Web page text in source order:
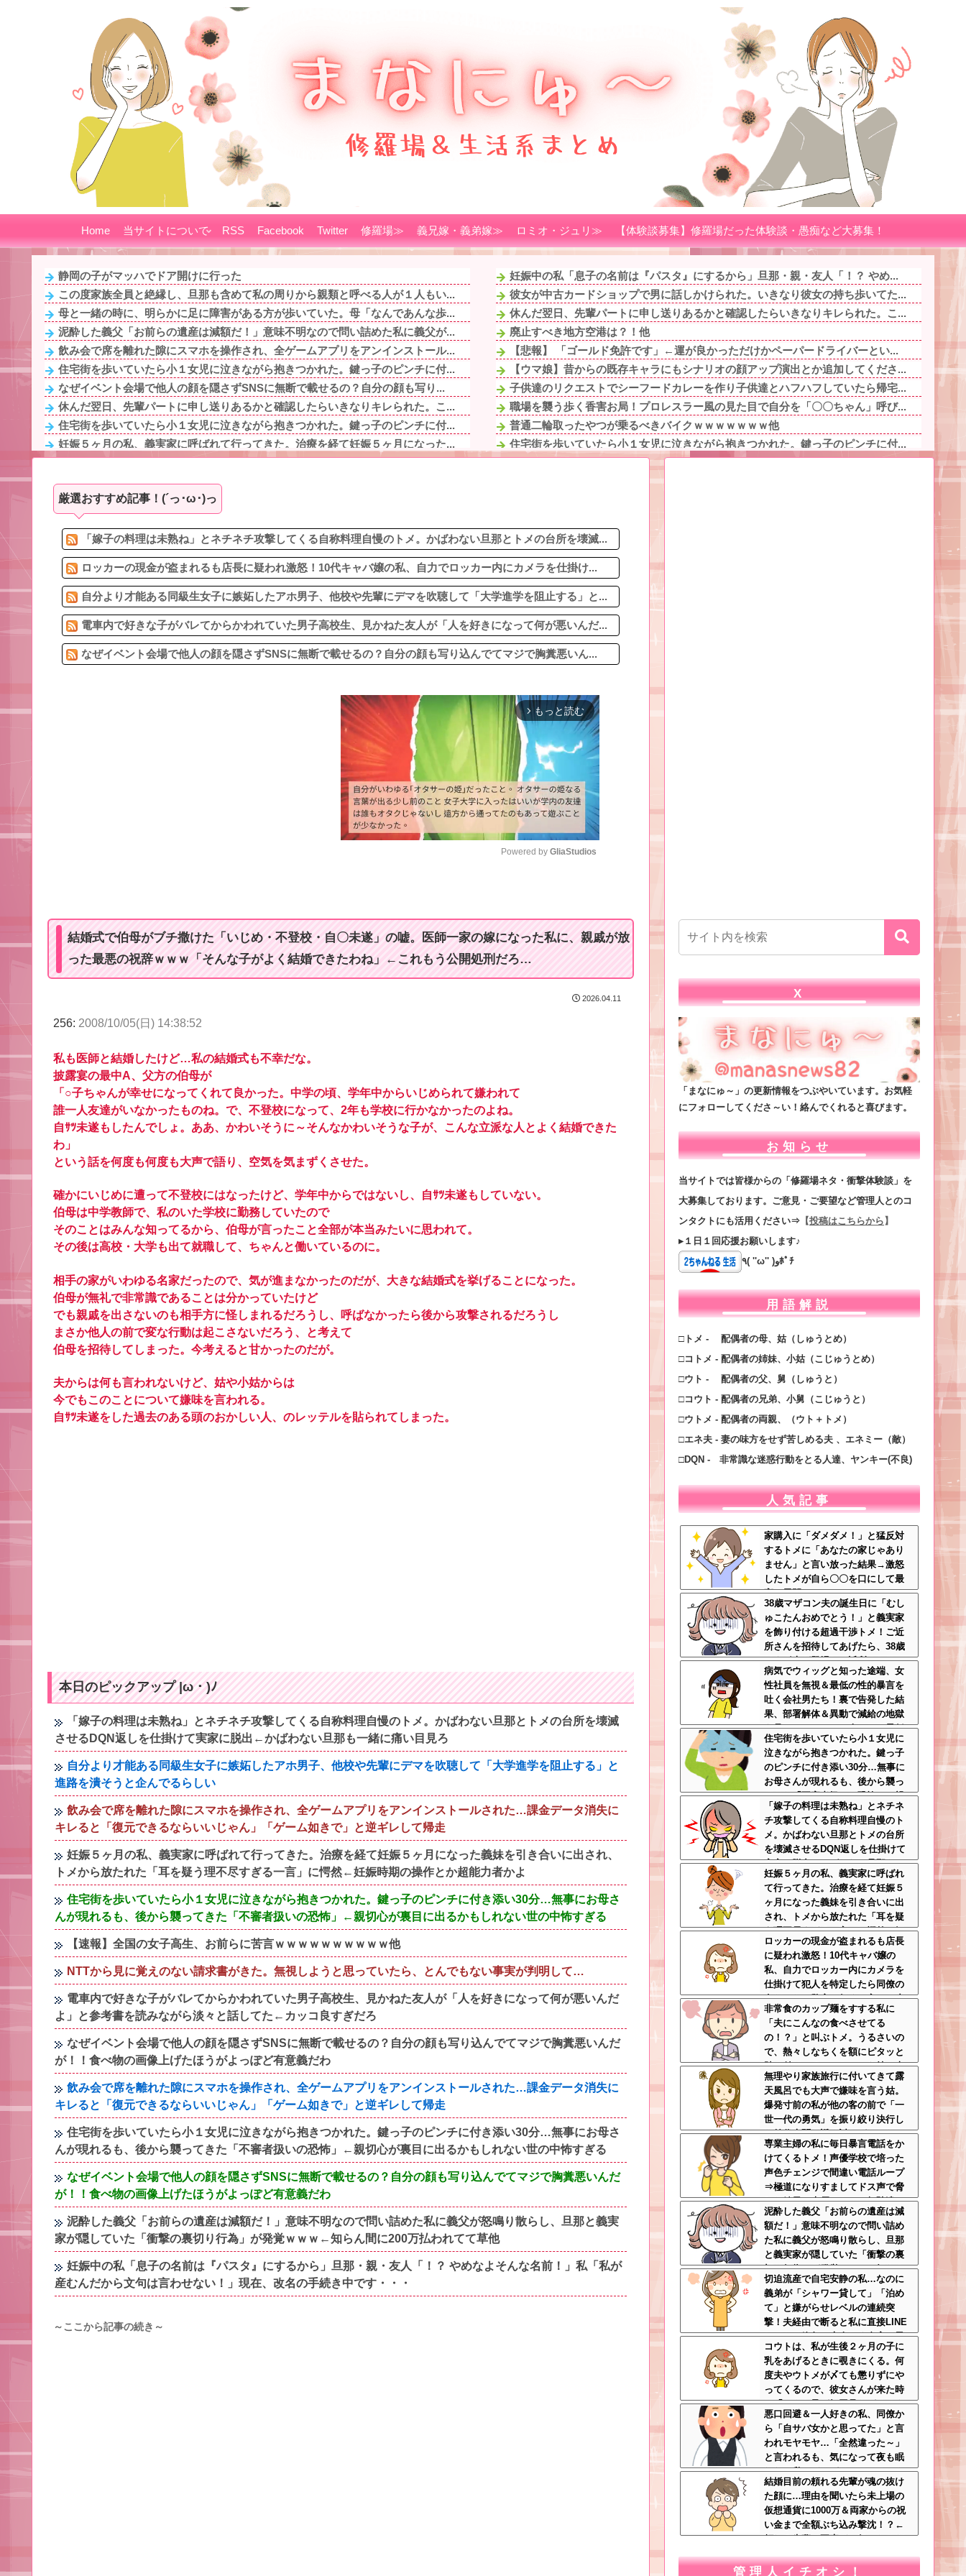
Home 当サイトについて RSS Facebook Twitter 修羅場≫ 義兄嫁・義弟嫁≫ ロミオ・ジュリ≫ 【体験談募集】修羅場だった体験談・愚痴など大募集！
静岡の子がマッハでドア開けに行った
この度家族全員と絶縁し、旦那も含めて私の周りから親類と呼べる人が１人もい...
母と一緒の時に、明らかに足に障害がある方が歩いていた。母「なんであんな歩...
泥酔した義父「お前らの遺産は減額だ！」意味不明なので問い詰めた私に義父が...
飲み会で席を離れた隙にスマホを操作され、全ゲームアプリをアンインストール...
住宅街を歩いていたら小１女児に泣きながら抱きつかれた。鍵っ子のピンチに付...
なぜイベント会場で他人の顔を隠さずSNSに無断で載せるの？自分の顔も写り...
休んだ翌日、先輩パートに申し送りあるかと確認したらいきなりキレられた。こ...
住宅街を歩いていたら小１女児に泣きながら抱きつかれた。鍵っ子のピンチに付...
妊娠５ヶ月の私、義実家に呼ばれて行ってきた。治療を経て妊娠５ヶ月になった...
ウトメに卵入りのお菓子などを食べさせられた息子が入院。ウトメ『好き嫌いを...
朝6時くらいに軽く目覚めると起きて横に居た妻がスキンシップをとってくるが...
旦那との出会いは親にも言っていない。私は元キャバ嬢で旦那は元ボーイ
16歳の娘が外見ばかり気にする。バイキン入ってるからしばらくカラコンやめ...
妊娠中の私「息子の名前は『パスタ』にするから」旦那・親・友人「！？ やめ...
彼女が中古カードショップで男に話しかけられた。いきなり彼女の持ち歩いてた...
休んだ翌日、先輩パートに申し送りあるかと確認したらいきなりキレられた。こ...
廃止すべき地方空港は？！他
【悲報】 「ゴールド免許です」←運が良かっただけかペーパードライバーとい...
【ウマ娘】昔からの既存キャラにもシナリオの顔アップ演出とか追加してくださ...
子供達のリクエストでシーフードカレーを作り子供達とハフハフしていたら帰宅...
職場を襲う歩く香害お局！プロレスラー風の見た目で自分を「〇〇ちゃん」呼び...
普通二輪取ったやつが乗るべきバイクｗｗｗｗｗｗｗ他
住宅街を歩いていたら小１女児に泣きながら抱きつかれた。鍵っ子のピンチに付...
居酒屋で4名です！ってする時、アヘ顔ダブルピースしてるみたいになるの恥ず...
【画像】タトゥーだらけの美人海鮮料理人、現る！！←コレはセクシー過ぎてワ...
厳選おすすめ記事！(´っ･ω･)っ
「嫁子の料理は未熟ね」とネチネチ攻撃してくる自称料理自慢のトメ。かばわない旦那とトメの台所を壊滅...
ロッカーの現金が盗まれるも店長に疑われ激怒！10代キャバ嬢の私、自力でロッカー内にカメラを仕掛け...
自分より才能ある同級生女子に嫉妬したアホ男子、他校や先輩にデマを吹聴して「大学進学を阻止する」と...
電車内で好きな子がバレてからかわれていた男子高校生、見かねた友人が「人を好きになって何が悪いんだ...
なぜイベント会場で他人の顔を隠さずSNSに無断で載せるの？自分の顔も写り込んでてマジで胸糞悪いん...
arrow_forward_ios もっと読む
t
Powered by GliaStudios
結婚式で伯母がブチ撒けた「いじめ・不登校・自〇未遂」の嘘。医師一家の嫁になった私に、親戚が放
った最悪の祝辞ｗｗｗ「そんな子がよく結婚できたわね」←これもう公開処刑だろ…
2026.04.11
256: 2008/10/05(日) 14:38:52
私も医師と結婚したけど…私の結婚式も不幸だな。
披露宴の最中A、父方の伯母が
「○子ちゃんが幸せになってくれて良かった。中学の頃、学年中からいじめられて嫌われて
誰一人友達がいなかったものね。で、不登校になって、2年も学校に行かなかったのよね。
自ｻﾂ未遂もしたんでしょ。ああ、かわいそうに～そんなかわいそうな子が、こんな立派な人とよく結婚できた
わ」
という話を何度も何度も大声で語り、空気を気まずくさせた。
確かにいじめに遭って不登校にはなったけど、学年中からではないし、自ｻﾂ未遂もしていない。
伯母は中学教師で、私のいた学校に勤務していたので
そのことはみんな知ってるから、伯母が言ったこと全部が本当みたいに思われて。
その後は高校・大学も出て就職して、ちゃんと働いているのに。
相手の家がいわゆる名家だったので、気が進まなかったのだが、大きな結婚式を挙げることになった。
伯母が無礼で非常識であることは分かっていたけど
でも親戚を出さないのも相手方に怪しまれるだろうし、呼ばなかったら後から攻撃されるだろうし
まさか他人の前で変な行動は起こさないだろう、と考えて
伯母を招待してしまった。今考えると甘かったのだが。
夫からは何も言われないけど、姑や小姑からは
今でもこのことについて嫌味を言われる。
自ｻﾂ未遂をした過去のある頭のおかしい人、のレッテルを貼られてしまった。
本日のピックアップ |ω・)ﾉ
「嫁子の料理は未熟ね」とネチネチ攻撃してくる自称料理自慢のトメ。かばわない旦那とトメの台所を壊滅
させるDQN返しを仕掛けて実家に脱出←かばわない旦那も一緒に痛い目見ろ
自分より才能ある同級生女子に嫉妬したアホ男子、他校や先輩にデマを吹聴して「大学進学を阻止する」と
進路を潰そうと企んでるらしい
飲み会で席を離れた隙にスマホを操作され、全ゲームアプリをアンインストールされた…課金データ消失に
キレると「復元できるならいいじゃん」「ゲーム如きで」と逆ギレして帰走
妊娠５ヶ月の私、義実家に呼ばれて行ってきた。治療を経て妊娠５ヶ月になった義妹を引き合いに出され、
トメから放たれた「耳を疑う理不尽すぎる一言」に愕然←妊娠時期の操作とか超能力者かよ
住宅街を歩いていたら小１女児に泣きながら抱きつかれた。鍵っ子のピンチに付き添い30分…無事にお母さ
んが現れるも、後から襲ってきた「不審者扱いの恐怖」←親切心が裏目に出るかもしれない世の中怖すぎる
【速報】全国の女子高生、お前らに苦言ｗｗｗｗｗｗｗｗｗｗ他
NTTから見に覚えのない請求書がきた。無視しようと思っていたら、とんでもない事実が判明して…
電車内で好きな子がバレてからかわれていた男子高校生、見かねた友人が「人を好きになって何が悪いんだ
よ」と参考書を読みながら淡々と話してた←カッコ良すぎだろ
なぜイベント会場で他人の顔を隠さずSNSに無断で載せるの？自分の顔も写り込んでてマジで胸糞悪いんだ
が！！食べ物の画像上げたほうがよっぽど有意義だわ
飲み会で席を離れた隙にスマホを操作され、全ゲームアプリをアンインストールされた…課金データ消失に
キレると「復元できるならいいじゃん」「ゲーム如きで」と逆ギレして帰走
住宅街を歩いていたら小１女児に泣きながら抱きつかれた。鍵っ子のピンチに付き添い30分…無事にお母さ
んが現れるも、後から襲ってきた「不審者扱いの恐怖」←親切心が裏目に出るかもしれない世の中怖すぎる
なぜイベント会場で他人の顔を隠さずSNSに無断で載せるの？自分の顔も写り込んでてマジで胸糞悪いんだ
が！！食べ物の画像上げたほうがよっぽど有意義だわ
泥酔した義父「お前らの遺産は減額だ！」意味不明なので問い詰めた私に義父が怒鳴り散らし、旦那と義実
家が隠していた「衝撃の裏切り行為」が発覚ｗｗｗ←知らん間に200万払われてて草他
妊娠中の私「息子の名前は『パスタ』にするから」旦那・親・友人「！？ やめなよそんな名前！」私「私が
産むんだから文句は言わせない！」現在、改名の手続き中です・・・
～ここから記事の続き～
X
「まなにゅ～」の更新情報をつぶやいています。お気軽
にフォローしてくださ～い！絡んでくれると喜びます。
お知らせ
当サイトでは皆様からの「修羅場ネタ・衝撃体験談」を
大募集しております。ご意見・ご要望など管理人とのコ
ンタクトにも活用ください⇒ 【投稿はこちらから 】
▸１日１回応援お願いします♪
٩( ''ω'' )وﾎﾟﾁ
用語解説
□トメ - 配偶者の母、姑（しゅうとめ）
□コトメ - 配偶者の姉妹、小姑（こじゅうとめ）
□ウト - 配偶者の父、舅（しゅうと）
□コウト - 配偶者の兄弟、小舅（こじゅうと）
□ウトメ - 配偶者の両親、（ウト＋トメ）
□エネ夫 - 妻の味方をせず苦しめる夫 、エネミー（敵）
□DQN - 非常識な迷惑行動をとる人達、ヤンキー(不良)
人気記事
家購入に「ダメダメ！」と猛反対
するトメに「あなたの家じゃあり
ません」と言い放った結果→激怒
したトメが自ら〇〇を口にして最
高の展開へｗｗｗｗｗｗ
38歳マザコン夫の誕生日に「むし
ゅこたんおめでとう！」と義実家
を飾り付ける超過干渉トメ！ご近
所さんを招待してあげたら、38歳
メタボ夫が登場して近所のおじい
さんが大爆発する事態に
病気でウィッグと知った途端、女
性社員を無視＆最低の性的暴言を
吐く会社男たち！裏で告発した結
果、部署解体＆異動で減給の地獄
を見ることにｗｗ←人として最低
限の倫理観すら欠如してる
住宅街を歩いていたら小１女児に
泣きながら抱きつかれた。鍵っ子
のピンチに付き添い30分…無事に
お母さんが現れるも、後から襲っ
てきた「不審者扱いの恐怖」←親
切心が裏目に出るかもしれない世
の中怖すぎる
「嫁子の料理は未熟ね」とネチネ
チ攻撃してくる自称料理自慢のト
メ。かばわない旦那とトメの台所
を壊滅させるDQN返しを仕掛けて
実家に脱出←かばわない旦那も一
緒に痛い目見ろ
妊娠５ヶ月の私、義実家に呼ばれ
て行ってきた。治療を経て妊娠５
ヶ月になった義妹を引き合いに出
され、トメから放たれた「耳を疑
う理不尽すぎる一言」に愕然←妊
娠時期の操作とか超能力者かよ
ロッカーの現金が盗まれるも店長
に疑われ激怒！10代キャバ嬢の
私、自力でロッカー内にカメラを
仕掛けて犯人を特定したら同僚の
女だった…警察へ行くと言って止
められ、加害者に泣かれながら大
揉めして・・・
非常食のカップ麺をすする私に
「夫にこんなの食べさせてる
の！？」と叫ぶトメ。うるさいの
で、熱々しなちくを額にピタッと
貼り付け、チャーシューを持ち上
げたらｗｗｗｗｗ
無理やり家族旅行に付いてきて露
天風呂でも大声で嫌味を言う姑。
爆発寸前の私が他の客の前で「一
世一代の勇気」を振り絞り決行し
た前代未聞の返り討ちがこちら←
身体を張った捨て身の反撃すぎる
専業主婦の私に毎日暴言電話をか
けてくるトメ！声優学校で培った
声色チェンジで間違い電話ループ
⇒極道になりすましてドス声で脅
した結果←声優スキルの無駄遣い
が最高すぎるｗｗｗ
泥酔した義父「お前らの遺産は減
額だ！」意味不明なので問い詰め
た私に義父が怒鳴り散らし、旦那
と義実家が隠していた「衝撃の裏
切り行為」が発覚ｗｗｗ←知らん
間に200万払われてて草
切迫流産で自宅安静の私…なのに
義弟が「シャワー貸して」「泊め
て」と嫌がらせレベルの連続突
撃！夫経由で断ると私に直接LINE
してきて絶句←大人しく自宅の風
呂に入れよ
コウトは、私が生後２ヶ月の子に
乳をあげるときに覗きにくる。何
度夫やウトメが〆ても懲りずにや
ってくるので、彼女さんが来た時
に「コウト君が毎回見たがるのよ
～ｗ」と言うと、彼女さん鬼の形
相でコウトの元へｗ
悪口回避＆一人好きの私、同僚か
ら「自サバ女かと思ってた」と言
われモヤモヤ…「全然違った～」
と言われるも、気になって夜も眠
れない私はどこがサバサバ？←ネ
チネチ気にしてる時点で自サバじ
ゃない
結婚目前の頼れる先輩が魂の抜け
た顔に…理由を聞いたら未上場の
仮想通貨に1000万＆両家からの祝
い金まで全額ぶち込み撃沈！？←
頼れる先輩の要素どこ行ったんだ
管理人イチオシ！